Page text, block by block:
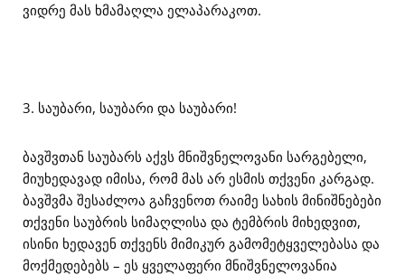
ვიდრე მას ხმამაღლა ელაპარაკოთ.
3. საუბარი, საუბარი და საუბარი!
ბავშვთან საუბარს აქვს მნიშვნელოვანი სარგებელი,
მიუხედავად იმისა, რომ მას არ ესმის თქვენი კარგად.
ბავშვმა შესაძლოა გაჩვენოთ რაიმე სახის მინიშნებები
თქვენი საუბრის სიმაღლისა და ტემბრის მიხედვით,
ისინი ხედავენ თქვენს მიმიკურ გამომეტყველებასა და
მოქმედებებს – ეს ყველაფერი მნიშვნელოვანია